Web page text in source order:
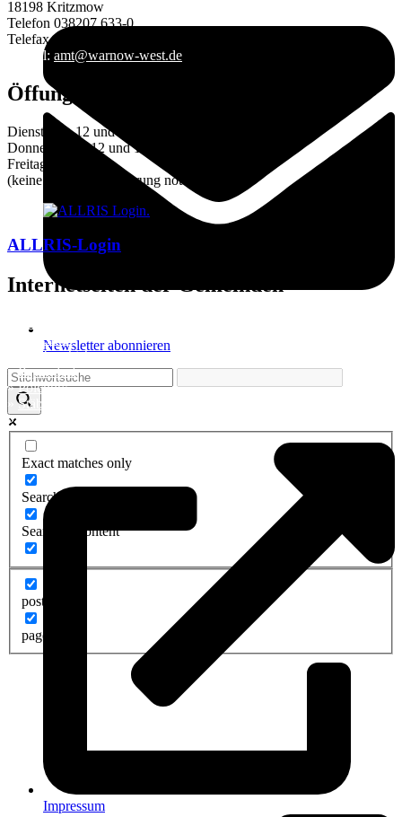
Newsletter abonnieren
Exact matches only
Search in title
Search in content
post
page
18198 Kritzmow
Telefon 038207 633-0
Telefax 038207 633-29
E-Mail: amt@warnow-west.de
Öffungszeiten des Amtes
Dienstag 9–12 und 14–16 Uhr
Donnerstag 9–12 und 14–18 Uhr
Freitag 9–12 Uhr
(keine Terminvereinbarung notwendig!)
ALLRIS-Login
Internetseiten der Gemeinden
Kritzmow
Lambrechtshagen
»Papendorf
»Pölchow
»Stäbelow
»Ziesendorf
Impressum